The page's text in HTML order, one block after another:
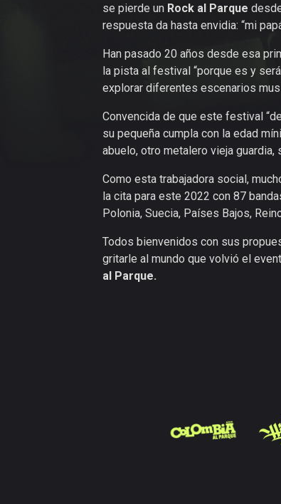
se pierde un Rock al Parque
respuesta da hasta envidia: “mi
Han pasado 20 años desde esa
la pista al festival “porque es y
explorar diferentes escenarios
Convencida de que este festival
su pequeña cumpla con la edad
abuelo, otro metalero vieja
Como esta trabajadora social,
la cita para este 2022 con 87
Polonia, Suecia, Países Bajos,
Todos bienvenidos con sus
gritarle al mundo que volvió el
al Parque.